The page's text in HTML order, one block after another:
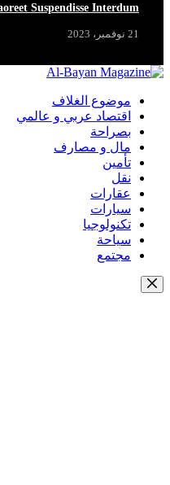
Suspendisse Interdum
21 نوفمبر، 2023
موضوع الغلاف
اقتصاد عربي و عالمي
بصراحة
مال و مصارف
تأمين
نقل
عقارات
سيارات
تكنولوجيا
سياحة
مجتمع